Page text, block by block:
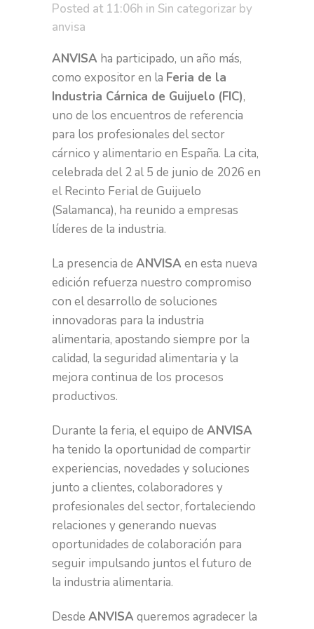
Posted at 11:06h in Sin categorizar by
anvisa
ANVISA ha participado, un año más,
como expositor en la Feria de la
Industria Cárnica de Guijuelo (FIC),
uno de los encuentros de referencia
para los profesionales del sector
cárnico y alimentario en España. La cita,
celebrada del 2 al 5 de junio de 2026 en
el Recinto Ferial de Guijuelo
(Salamanca), ha reunido a empresas
líderes de la industria.
La presencia de ANVISA en esta nueva
edición refuerza nuestro compromiso
con el desarrollo de soluciones
innovadoras para la industria
alimentaria, apostando siempre por la
calidad, la seguridad alimentaria y la
mejora continua de los procesos
productivos.
Durante la feria, el equipo de ANVISA
ha tenido la oportunidad de compartir
experiencias, novedades y soluciones
junto a clientes, colaboradores y
profesionales del sector, fortaleciendo
relaciones y generando nuevas
oportunidades de colaboración para
seguir impulsando juntos el futuro de
la industria alimentaria.
Desde ANVISA queremos agradecer la